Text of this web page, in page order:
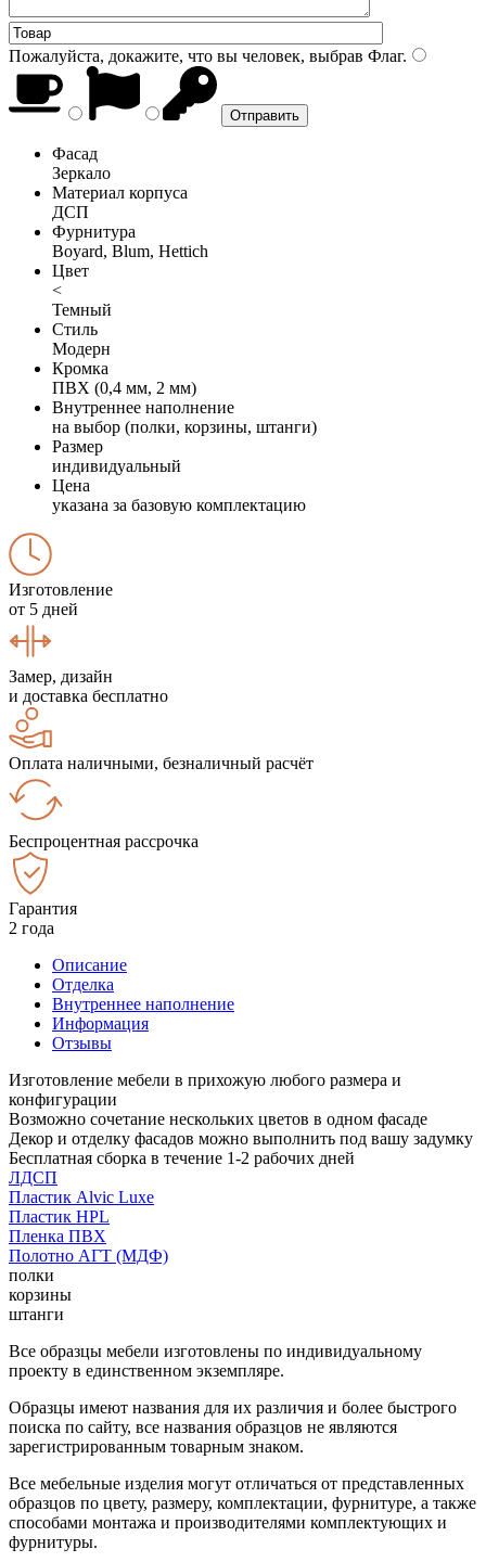
Пожалуйста, докажите, что вы человек, выбрав Флаг.
Фасад
Зеркало
Материал корпуса
ДСП
Фурнитура
Boyard, Blum, Hettich
Цвет
<
Темный
Стиль
Модерн
Кромка
ПВХ (0,4 мм, 2 мм)
Внутреннее наполнение
на выбор (полки, корзины, штанги)
Размер
индивидуальный
Цена
указана за базовую комплектацию
Изготовление
от 5 дней
Замер, дизайн
и доставка бесплатно
Оплата наличными, безналичный расчёт
Беспроцентная рассрочка
Гарантия
2 года
Описание
Отделка
Внутреннее наполнение
Информация
Отзывы
Изготовление мебели в прихожую любого размера и
конфигурации
Возможно сочетание нескольких цветов в одном фасаде
Декор и отделку фасадов можно выполнить под вашу задумку
Бесплатная сборка в течение 1-2 рабочих дней
ЛДСП
Пластик Alvic Luxe
Пластик HPL
Пленка ПВХ
Полотно АГТ (МДФ)
полки
корзины
штанги
Все образцы мебели изготовлены по индивидуальному
проекту в единственном экземпляре.
Образцы имеют названия для их различия и более быстрого
поиска по сайту, все названия образцов не являются
зарегистрированным товарным знаком.
Все мебельные изделия могут отличаться от представленных
образцов по цвету, размеру, комплектации, фурнитуре, а также
способами монтажа и производителями комплектующих и
фурнитуры.